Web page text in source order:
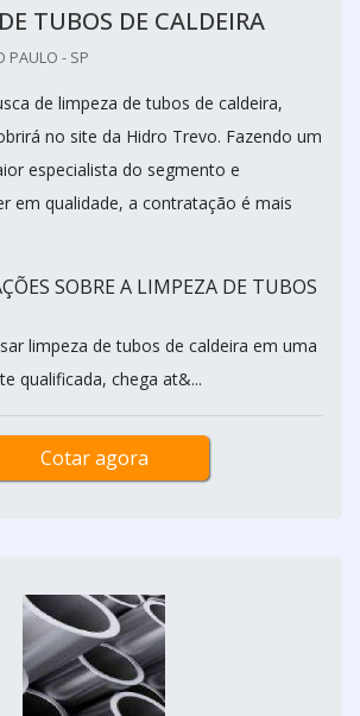
TUBOS DE CALDEIRA
PAULO - SP
de limpeza de tubos de caldeira,
no site da Hidro Trevo. Fazendo um
especialista do segmento e
em qualidade, a contratação é mais
SOBRE A LIMPEZA DE TUBOS
limpeza de tubos de caldeira em uma
qualificada, chega at&...
Cotar agora